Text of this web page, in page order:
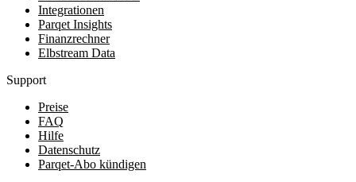
Integrationen
Parqet Insights
Finanzrechner
Elbstream Data
Support
Preise
FAQ
Hilfe
Datenschutz
Parqet-Abo kündigen